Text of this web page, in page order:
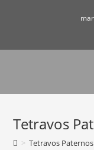
Tetravos
> Tetravos